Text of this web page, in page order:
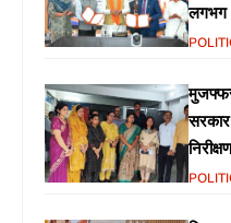
लगभग
(MoU)
निरीक्षण